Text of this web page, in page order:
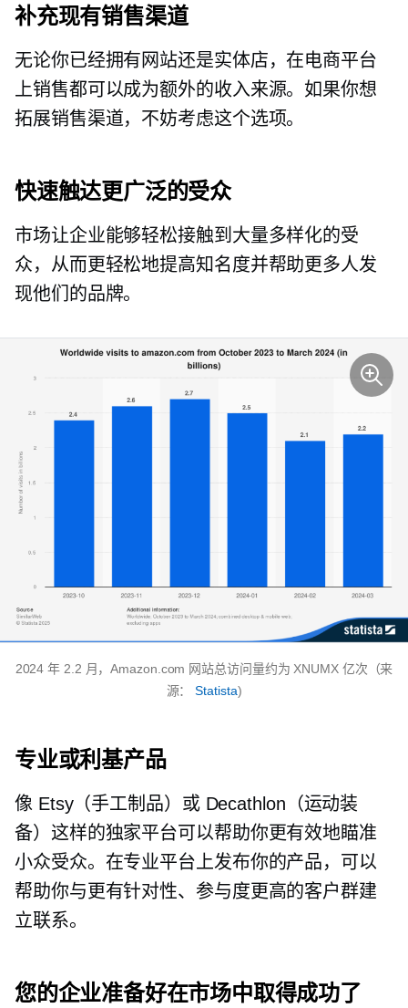
补充现有销售渠道
无论你已经拥有网站还是实体店，在电商平台
上销售都可以成为额外的收入来源。如果你想
拓展销售渠道，不妨考虑这个选项。
快速触达更广泛的受众
市场让企业能够轻松接触到大量多样化的受
众，从而更轻松地提高知名度并帮助更多人发
现他们的品牌。
2024 年 2.2 月，Amazon.com 网站总访问量约为 XNUMX 亿次（来
源：Statista)
专业或利基产品
像 Etsy（手工制品）或 Decathlon（运动装
备）这样的独家平台可以帮助你更有效地瞄准
小众受众。在专业平台上发布你的产品，可以
帮助你与更有针对性、参与度更高的客户群建
立联系。
您的企业准备好在市场中取得成功了